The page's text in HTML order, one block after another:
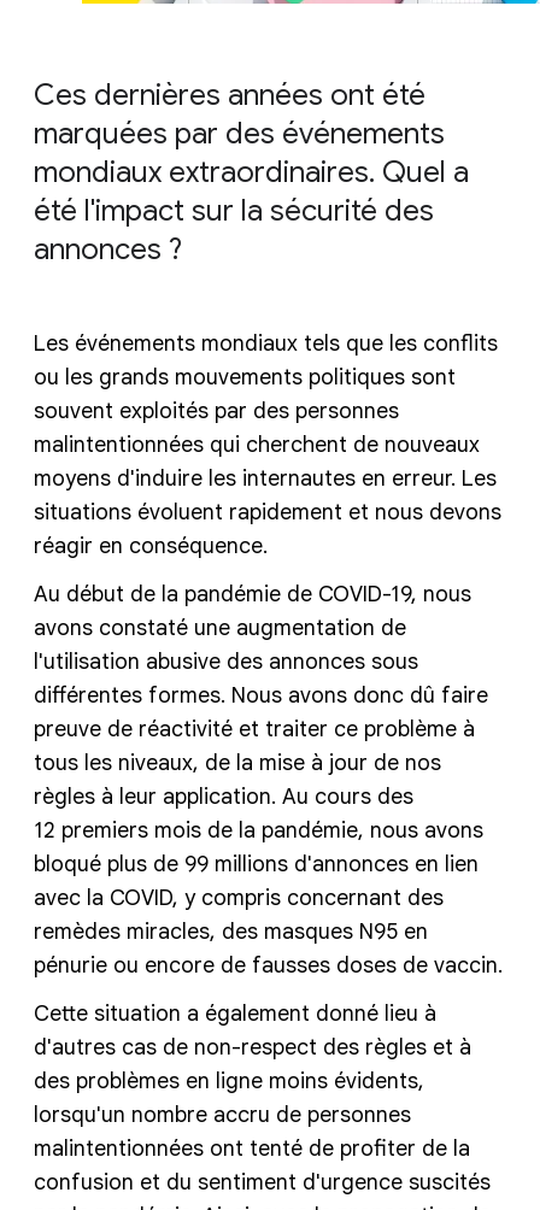
Ces dernières années ont été
marquées par des événements
mondiaux extraordinaires. Quel a
été l'impact sur la sécurité des
annonces ?
Les événements mondiaux tels que les conflits
ou les grands mouvements politiques sont
souvent exploités par des personnes
malintentionnées qui cherchent de nouveaux
moyens d'induire les internautes en erreur. Les
situations évoluent rapidement et nous devons
réagir en conséquence.
Au début de la pandémie de COVID-19, nous
avons constaté une augmentation de
l'utilisation abusive des annonces sous
différentes formes. Nous avons donc dû faire
preuve de réactivité et traiter ce problème à
tous les niveaux, de la mise à jour de nos
règles à leur application. Au cours des
12 premiers mois de la pandémie, nous avons
bloqué plus de 99 millions d'annonces en lien
avec la COVID, y compris concernant des
remèdes miracles, des masques N95 en
pénurie ou encore de fausses doses de vaccin.
Cette situation a également donné lieu à
d'autres cas de non-respect des règles et à
des problèmes en ligne moins évidents,
lorsqu'un nombre accru de personnes
malintentionnées ont tenté de profiter de la
confusion et du sentiment d'urgence suscités